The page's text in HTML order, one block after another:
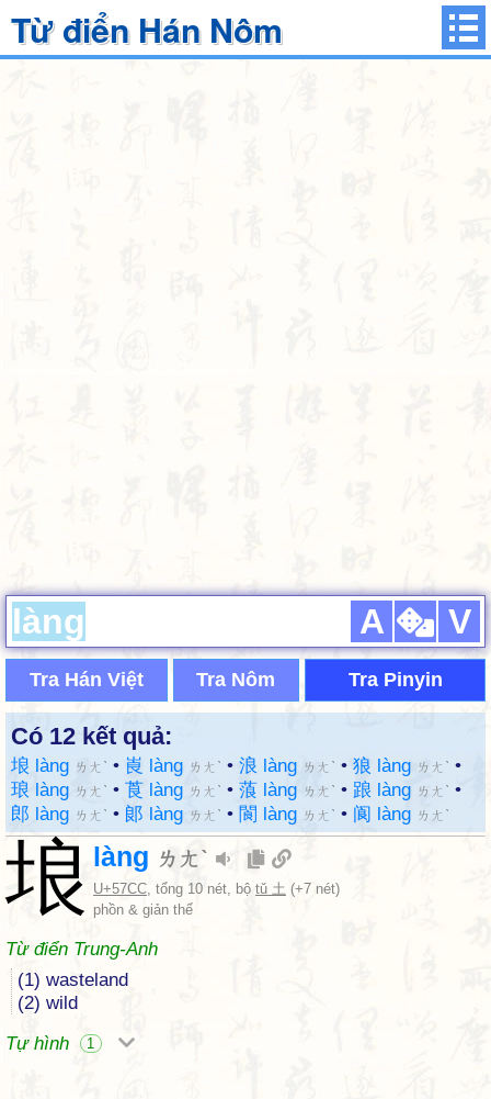
Từ điển Hán Nôm
A V
Tra Hán Việt Tra Nôm Tra Pinyin
Có 12 kết quả:
埌 làng ㄌㄤˋ • 崀 làng ㄌㄤˋ • 浪 làng ㄌㄤˋ • 狼 làng ㄌㄤˋ •
琅 làng ㄌㄤˋ • 莨 làng ㄌㄤˋ • 蒗 làng ㄌㄤˋ • 踉 làng ㄌㄤˋ •
郎 làng ㄌㄤˋ • 郞 làng ㄌㄤˋ • 閬 làng ㄌㄤˋ • 阆 làng ㄌㄤˋ
埌 làng ㄌㄤˋ
U+57CC, tổng 10 nét, bộ tǔ 土 (+7 nét)
phồn & giản thể
Từ điển Trung-Anh
(1) wasteland
(2) wild
Tự hình
1